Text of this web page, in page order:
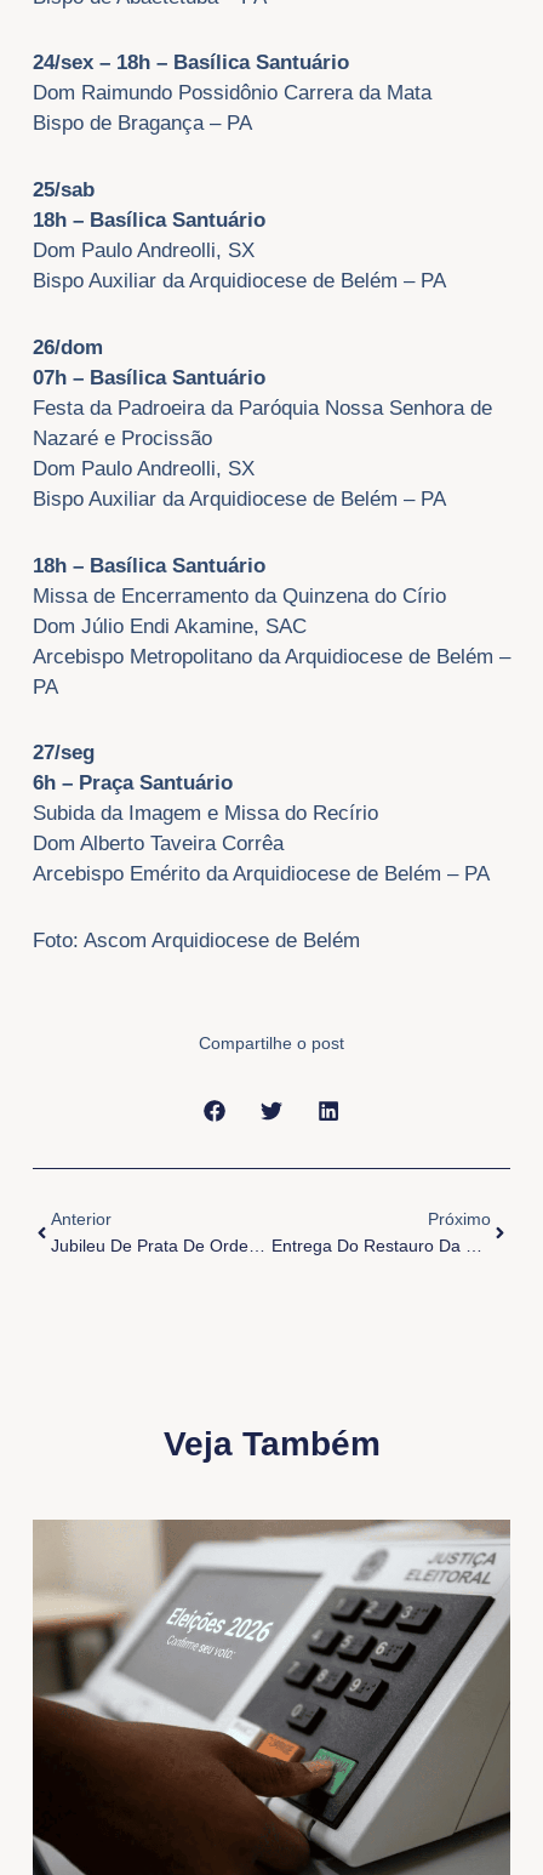
24/sex – 18h – Basílica Santuário
Dom Raimundo Possidônio Carrera da Mata
Bispo de Bragança – PA
25/sab
18h – Basílica Santuário
Dom Paulo Andreolli, SX
Bispo Auxiliar da Arquidiocese de Belém – PA
26/dom
07h – Basílica Santuário
Festa da Padroeira da Paróquia Nossa Senhora de
Nazaré e Procissão
Dom Paulo Andreolli, SX
Bispo Auxiliar da Arquidiocese de Belém – PA
18h – Basílica Santuário
Missa de Encerramento da Quinzena do Círio
Dom Júlio Endi Akamine, SAC
Arcebispo Metropolitano da Arquidiocese de Belém –
PA
27/seg
6h – Praça Santuário
Subida da Imagem e Missa do Recírio
Dom Alberto Taveira Corrêa
Arcebispo Emérito da Arquidiocese de Belém – PA
Foto: Ascom Arquidiocese de Belém
Compartilhe o post
Anterior
Jubileu De Prata De Ordenação Sacerdotal De Dom Paulo
Próximo
Veja Também